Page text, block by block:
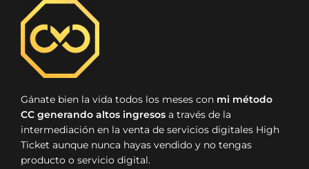
Gánate bien la vida todos los meses con mi método
CC generando altos ingresos a través de la
intermediación en la venta de servicios digitales High
Ticket aunque nunca hayas vendido y no tengas
producto o servicio digital.